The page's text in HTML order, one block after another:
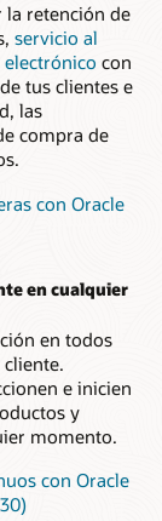
la retención de
servicio al
con
tus clientes e
las
compra de
con Oracle
en cualquier
en todos
e inicien
y
momento.
con Oracle